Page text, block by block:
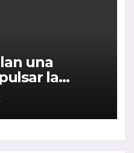
una
la
en las